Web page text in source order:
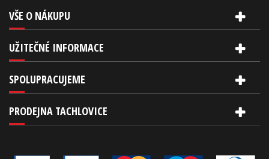
VŠE O NÁKUPU
UŽITEČNÉ INFORMACE
SPOLUPRACUJEME
PRODEJNA TACHLOVICE